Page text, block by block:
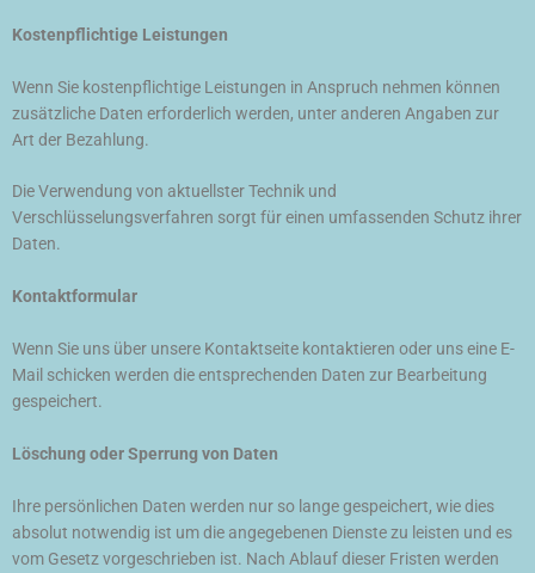
Kostenpflichtige Leistungen
Wenn Sie kostenpflichtige Leistungen in Anspruch nehmen können
zusätzliche Daten erforderlich werden, unter anderen Angaben zur
Art der Bezahlung.
Die Verwendung von aktuellster Technik und
Verschlüsselungsverfahren sorgt für einen umfassenden Schutz ihrer
Daten.
Kontaktformular
Wenn Sie uns über unsere Kontaktseite kontaktieren oder uns eine E-
Mail schicken werden die entsprechenden Daten zur Bearbeitung
gespeichert.
Löschung oder Sperrung von Daten
Ihre persönlichen Daten werden nur so lange gespeichert, wie dies
absolut notwendig ist um die angegebenen Dienste zu leisten und es
vom Gesetz vorgeschrieben ist. Nach Ablauf dieser Fristen werden